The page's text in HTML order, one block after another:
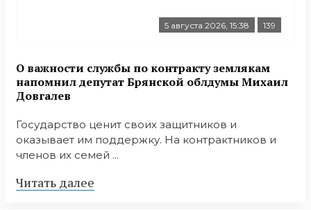
5 августа 2026, 15:38 139
О важности службы по контракту землякам
напомнил депутат Брянской облдумы Михаил
Довгалев
Государство ценит своих защитников и
оказывает им поддержку. На контрактников и
членов их семей ...
Читать далее